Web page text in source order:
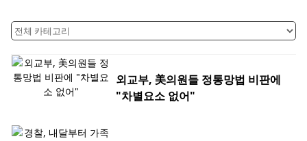
외교부, 美의원들 정통망법 비판에
"차별요소 없어"